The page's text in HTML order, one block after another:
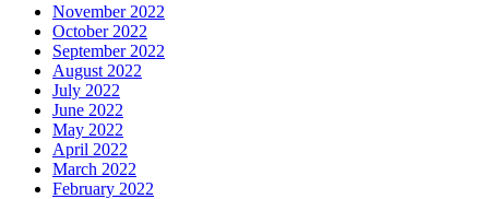
November 2022
October 2022
September 2022
August 2022
July 2022
June 2022
May 2022
April 2022
March 2022
February 2022